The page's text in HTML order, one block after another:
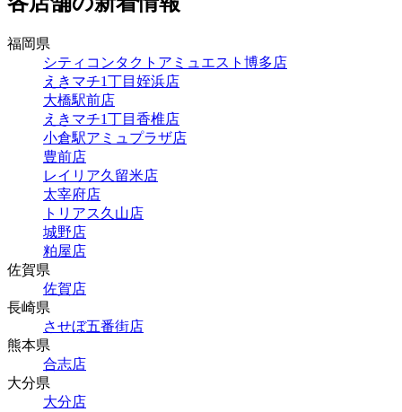
福岡県
シティコンタクトアミュエスト博多店
えきマチ1丁目姪浜店
大橋駅前店
えきマチ1丁目香椎店
小倉駅アミュプラザ店
豊前店
レイリア久留米店
太宰府店
トリアス久山店
城野店
粕屋店
佐賀県
佐賀店
長崎県
させぼ五番街店
熊本県
合志店
大分県
大分店